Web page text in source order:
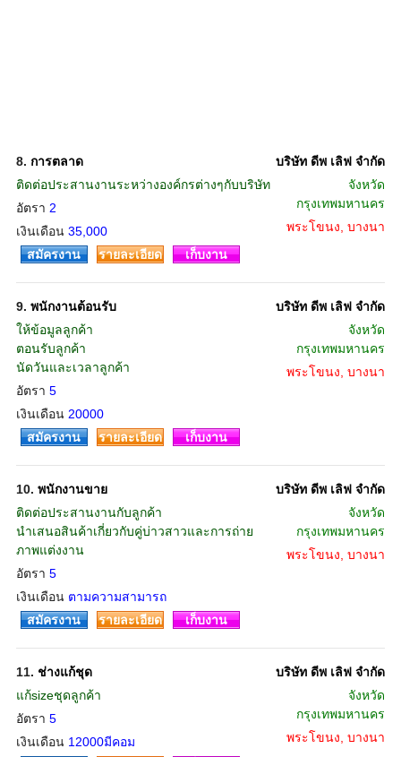
8. การตลาด
ติดต่อประสานงานระหว่างองค์กรต่างๆกับบริษัท
อัตรา 2
เงินเดือน 35,000
บริษัท ดีพ เลิฟ จำกัด
จังหวัด
กรุงเทพมหานคร
พระโขนง, บางนา
สมัครงาน
รายละเอียด เก็บงาน
9. พนักงานต้อนรับ
ให้ข้อมูลลูกค้า
ตอนรับลูกค้า
นัดวันและเวลาลูกค้า
อัตรา 5
เงินเดือน 20000
บริษัท ดีพ เลิฟ จำกัด
จังหวัด
กรุงเทพมหานคร
พระโขนง, บางนา
สมัครงาน รายละเอียด เก็บงาน
10. พนักงานขาย
ติดต่อประสานงานกับลูกค้า
นำเสนอสินค้าเกี่ยวกับคู่บ่าวสาวและการถ่าย
ภาพแต่งงาน
อัตรา 5
เงินเดือน ตามความสามารถ
บริษัท ดีพ เลิฟ จำกัด
จังหวัด
กรุงเทพมหานคร
พระโขนง, บางนา
สมัครงาน รายละเอียด เก็บงาน
11. ช่างแก้ชุด
แก้sizeชุดลูกค้า
อัตรา 5
เงินเดือน 12000มีคอม
บริษัท ดีพ เลิฟ จำกัด
จังหวัด
กรุงเทพมหานคร
พระโขนง, บางนา